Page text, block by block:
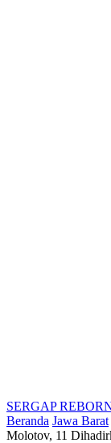
SERGAP
Beranda Jawa Barat
Molotov, 11